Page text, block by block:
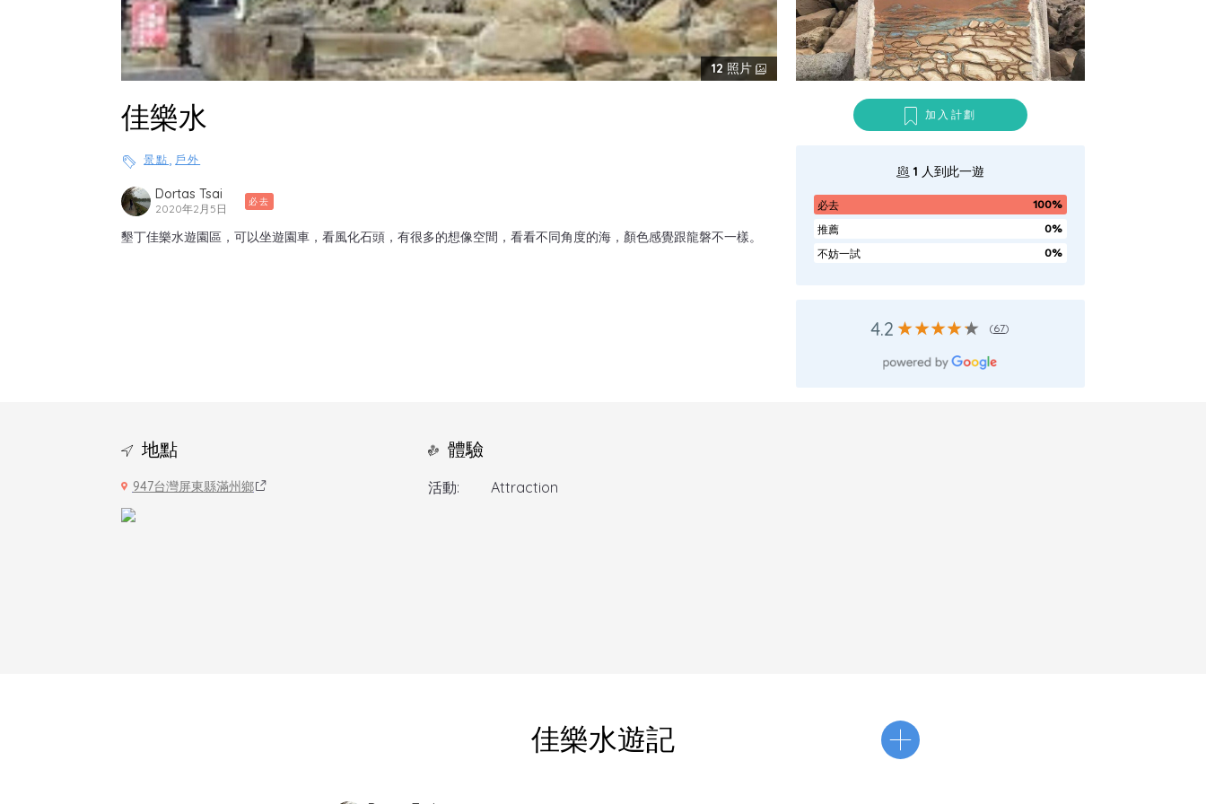
12 照片
佳樂水
景點 ,戶外
Dortas Tsai
2020年2月5日
必去
墾丁佳樂水遊園區，可以坐遊園車，看風化石頭，有很多的想像空間，看看不同角度的海，顏色感覺跟龍磐不一樣。
加入計劃
1 人到此一遊
必去
100%
推薦
0%
不妨一試
0%
4.2 (67)
地點
947台灣屏東縣滿州鄉
體驗
活動: Attraction
佳樂水遊記